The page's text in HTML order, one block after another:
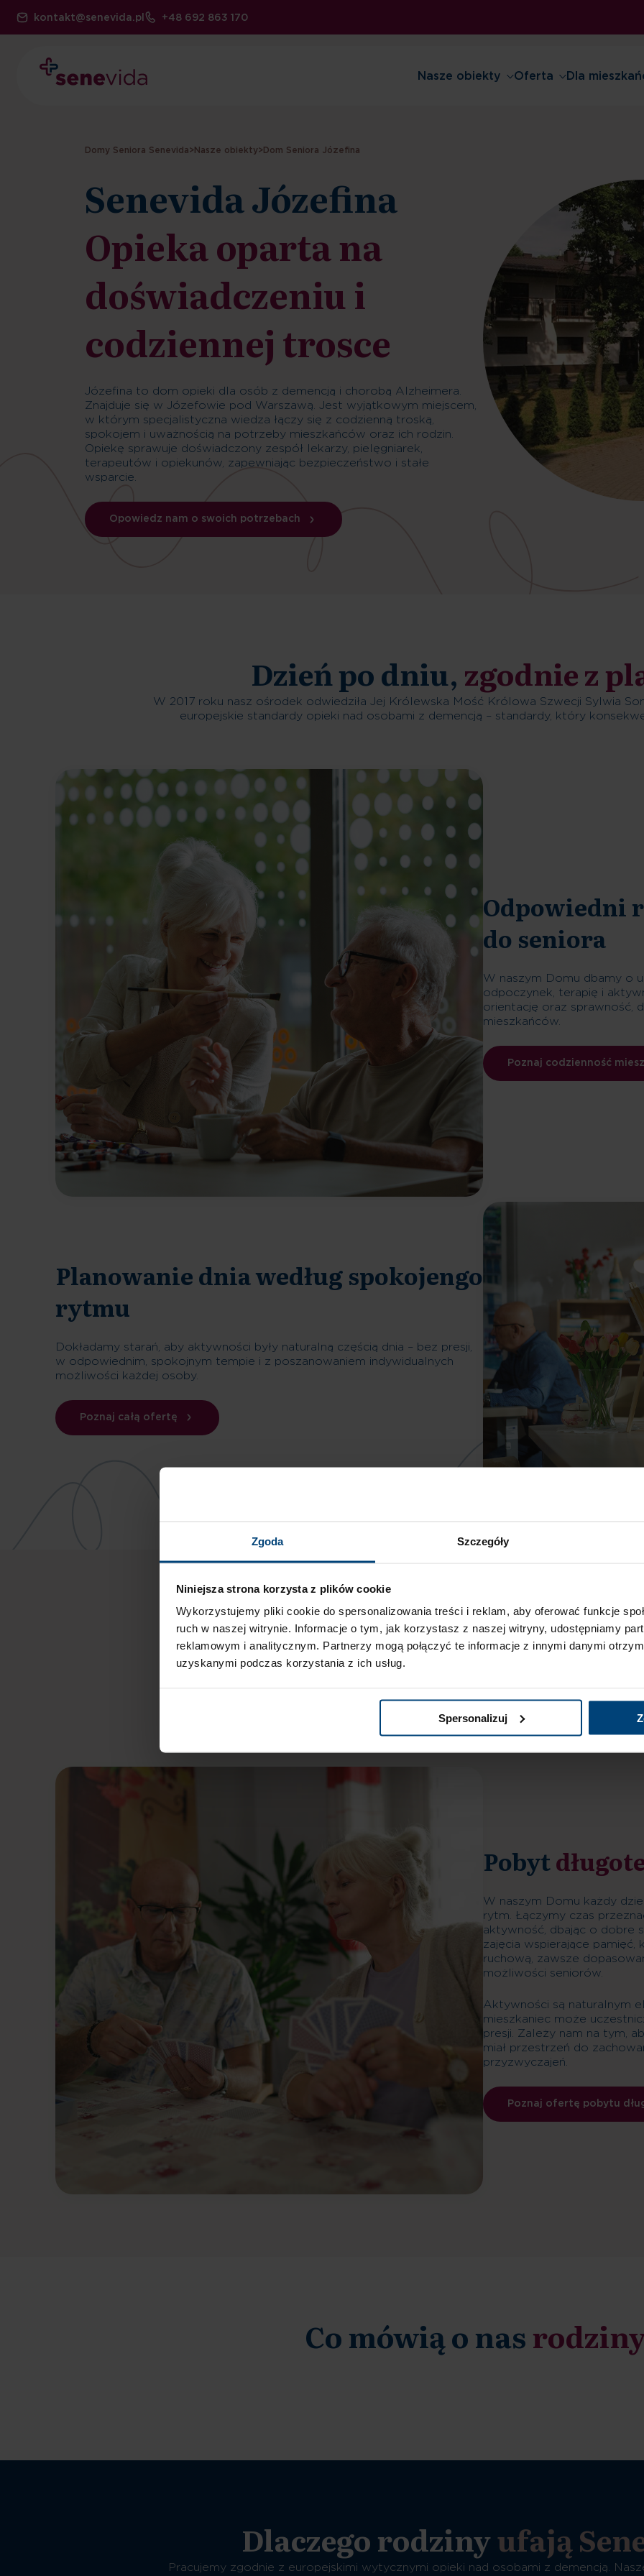
Zgoda Szczegóły
Niniejsza strona korzysta z plików cookie
Wykorzystujemy pliki cookie do spersonalizowania treści i reklam, aby oferować funkcje
ruch w naszej witrynie. Informacje o tym, jak korzystasz z naszej witryny, udostępniamy
reklamowym i analitycznym. Partnerzy mogą połączyć te informacje z innymi danymi
uzyskanymi podczas korzystania z ich usług.
Spersonalizuj
kontakt@senevida.pl +48 692 863 170
Nasze obiekty Oferta Dla
Domy Seniora Senevida> Nasze obiekty> Dom Seniora Józefina
Senevida Józefina
Opieka oparta na
doświadczeniu i
codziennej trosce
Józefina to dom opieki dla osób z demencją i chorobą Alzheimera.
Znajduje się w Józefowie pod Warszawą. Jest wyjątkowym miejscem,
w którym specjalistyczna wiedza łączy się z codzienną troską,
spokojem i uważnością na potrzeby mieszkańców oraz ich rodzin.
Opiekę sprawuje doświadczony zespół lekarzy, pielęgniarek,
terapeutów i opiekunów, zapewniając bezpieczeństwo i stałe
wsparcie.
Opowiedz nam o swoich potrzebach
Dzień po dniu, zgodnie z
W 2017 roku nasz ośrodek odwiedziła Jej Królewska Mość Królowa Szwecji Sylwia
europejskie standardy opieki nad osobami z demencją – standardy, który
Odpowiedni
do seniora
W naszym Domu dbamy o
odpoczynek, terapię i
orientację oraz sprawność,
mieszkańców.
Poznaj codzienność
Planowanie dnia według spokojengo
rytmu
Dokładamy starań, aby aktywności były naturalną częścią dnia – bez presji,
w odpowiednim, spokojnym tempie i z poszanowaniem indywidualnych
możliwości każdej osoby.
Poznaj całą ofertę
Rodzajepobytów
Poszpitalny Próbny
Pobyt
W naszym Domu każdy
rytm. Łączymy czas
aktywność, dbając o dobre
zajęcia wspierające
ruchową, zawsze
możliwości seniorów.
Aktywności są naturalnym
mieszkaniec może
presji. Zależy nam na tym,
miał przestrzeń do
przyzwyczajeń.
Poznaj ofertę pobytu
Co mówią o nas
Dlaczego rodzinyufają
Pracujemy zgodnie z europejskimi wytycznymi opieki nad osobami z demencją.